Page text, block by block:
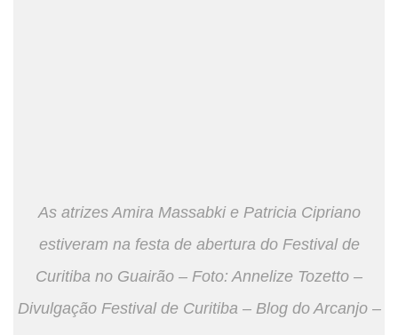
As atrizes Amira Massabki e Patricia Cipriano
estiveram na festa de abertura do Festival de
Curitiba no Guairão – Foto: Annelize Tozetto –
Divulgação Festival de Curitiba – Blog do Arcanjo –